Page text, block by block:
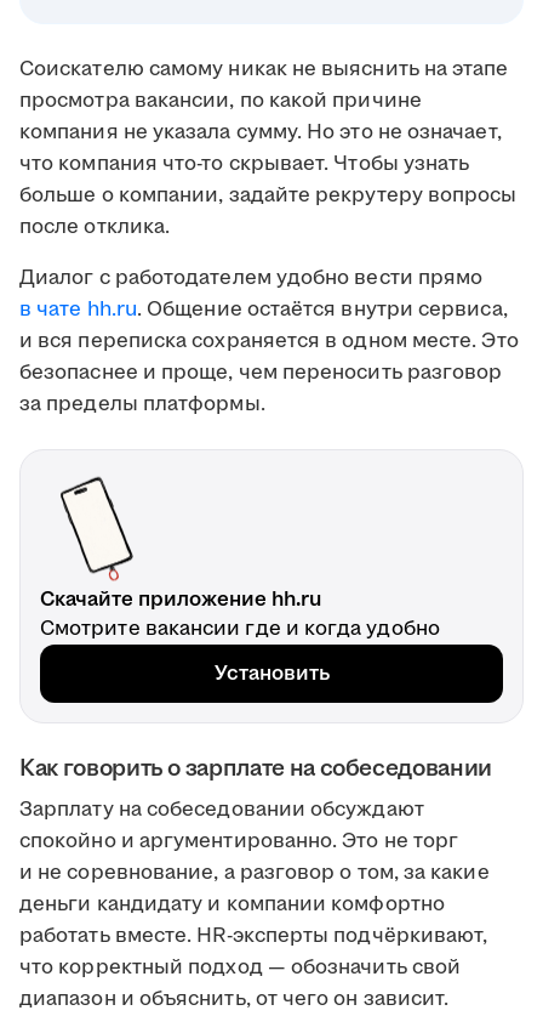
Соискателю самому никак не выяснить на этапе
просмотра вакансии, по какой причине
компания не указала сумму. Но это не означает,
что компания что-то скрывает. Чтобы узнать
больше о компании, задайте рекрутеру вопросы
после отклика.
Диалог с работодателем удобно вести прямо
в чате hh.ru. Общение остаётся внутри сервиса,
и вся переписка сохраняется в одном месте. Это
безопаснее и проще, чем переносить разговор
за пределы платформы.
Скачайте приложение hh.ru
Смотрите вакансии где и когда удобно
Установить
Как говорить о зарплате на собеседовании
Зарплату на собеседовании обсуждают
спокойно и аргументированно. Это не торг
и не соревнование, а разговор о том, за какие
деньги кандидату и компании комфортно
работать вместе. HR-эксперты подчёркивают,
что корректный подход — обозначить свой
диапазон и объяснить, от чего он зависит.